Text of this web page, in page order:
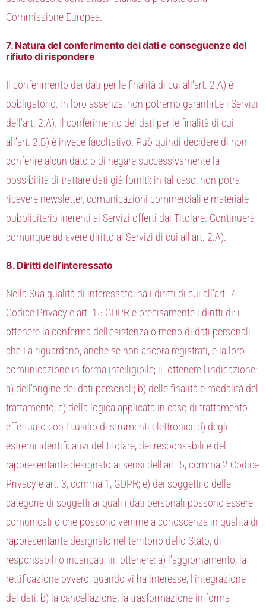
Commissione Europea.
7. Natura del conferimento dei dati e conseguenze del
rifiuto di rispondere
Il conferimento dei dati per le finalità di cui all’art. 2.A) è
obbligatorio. In loro assenza, non potremo garantirLe i Servizi
dell’art. 2.A). Il conferimento dei dati per le finalità di cui
all’art. 2.B) è invece facoltativo. Può quindi decidere di non
conferire alcun dato o di negare successivamente la
possibilità di trattare dati già forniti: in tal caso, non potrà
ricevere newsletter, comunicazioni commerciali e materiale
pubblicitario inerenti ai Servizi offerti dal Titolare. Continuerà
comunque ad avere diritto ai Servizi di cui all’art. 2.A).
8. Diritti dell’interessato
Nella Sua qualità di interessato, ha i diritti di cui all’art. 7
Codice Privacy e art. 15 GDPR e precisamente i diritti di: i.
ottenere la conferma dell’esistenza o meno di dati personali
che La riguardano, anche se non ancora registrati, e la loro
comunicazione in forma intelligibile; ii. ottenere l’indicazione:
a) dell’origine dei dati personali; b) delle finalità e modalità del
trattamento; c) della logica applicata in caso di trattamento
effettuato con l’ausilio di strumenti elettronici; d) degli
estremi identificativi del titolare, dei responsabili e del
rappresentante designato ai sensi dell’art. 5, comma 2 Codice
Privacy e art. 3, comma 1, GDPR; e) dei soggetti o delle
categorie di soggetti ai quali i dati personali possono essere
comunicati o che possono venirne a conoscenza in qualità di
rappresentante designato nel territorio dello Stato, di
responsabili o incaricati; iii. ottenere: a) l’aggiornamento, la
rettificazione ovvero, quando vi ha interesse, l’integrazione
dei dati; b) la cancellazione, la trasformazione in forma